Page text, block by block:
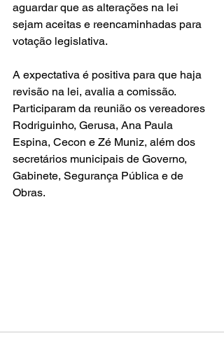
aguardar que as alterações na lei
sejam aceitas e reencaminhadas para
votação legislativa.
A expectativa é positiva para que haja
revisão na lei, avalia a comissão.
Participaram da reunião os vereadores
Rodriguinho, Gerusa, Ana Paula
Espina, Cecon e Zé Muniz, além dos
secretários municipais de Governo,
Gabinete, Segurança Pública e de
Obras.